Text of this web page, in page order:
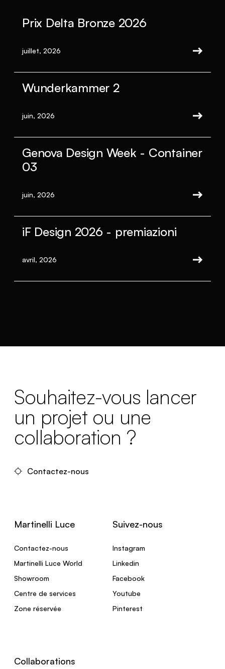
Prix Delta Bronze 2026
juillet, 2026
Wunderkammer 2
juin, 2026
Genova Design Week - Container
03
juin, 2026
iF Design 2026 - premiazioni
avril, 2026
Souhaitez-vous lancer
un projet ou une
collaboration ?
Contactez-nous
Martinelli Luce
Contactez-nous
Martinelli Luce World
Showroom
Centre de services
Zone réservée
Suivez-nous
Instagram
Linkedin
Facebook
Youtube
Pinterest
Collaborations